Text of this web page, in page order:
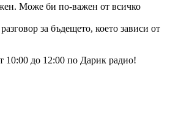
Може би по-важен от всичко
за бъдещето, което зависи от
10:00 до 12:00 по Дарик радио!